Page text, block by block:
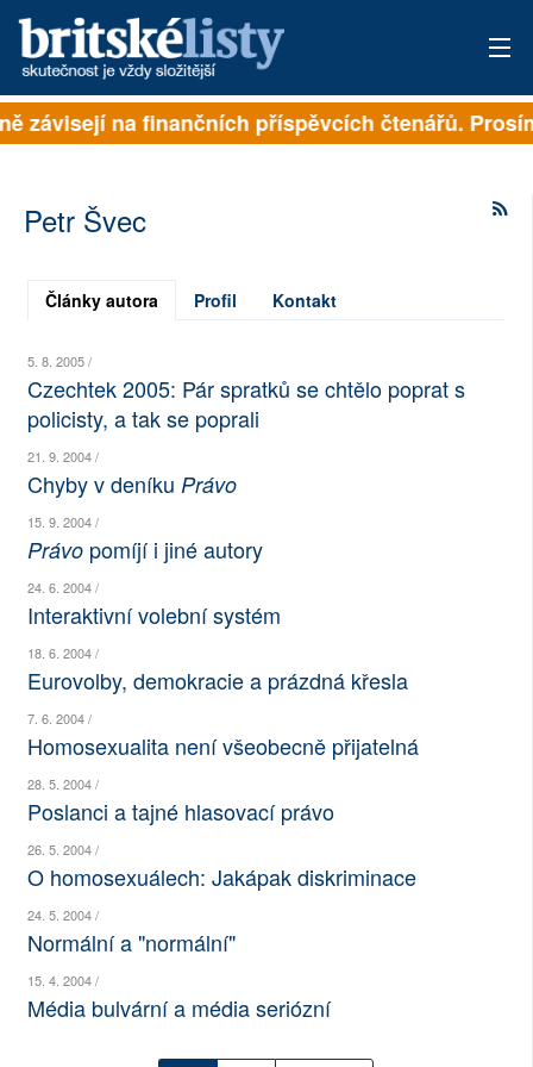
PŘIHLÁSIT
ARCHIV
ROZHOVORY
NEJČTENĚJŠÍ ZA 7 DNÍ
AUTOŘI
SOCIÁLNÍ SÍTĚ
RUBRIKY
PLNÁ VERZE STRÁNEK
závisejí na finančních příspěvcích čtenářů.
Petr Švec
Články autora Profil Kontakt
5. 8. 2005 /
Czechtek 2005: Pár spratků se chtělo poprat s
policisty, a tak se poprali
21. 9. 2004 /
Chyby v deníku Právo
15. 9. 2004 /
Právo pomíjí i jiné autory
24. 6. 2004 /
Interaktivní volební systém
18. 6. 2004 /
Eurovolby, demokracie a prázdná křesla
7. 6. 2004 /
Homosexualita není všeobecně přijatelná
28. 5. 2004 /
Poslanci a tajné hlasovací právo
26. 5. 2004 /
O homosexuálech: Jakápak diskriminace
24. 5. 2004 /
Normální a "normální"
15. 4. 2004 /
Média bulvární a média seriózní